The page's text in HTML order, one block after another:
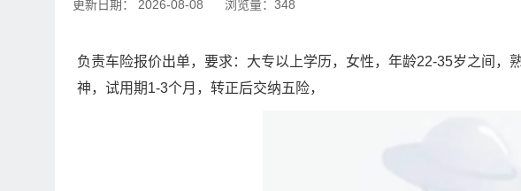
更新日期： 2026-08-08 浏览量：348
负责车险报价出单，要求：大专以上学历，女性，年龄22-35岁之间，
神，试用期1-3个月，转正后交纳五险，